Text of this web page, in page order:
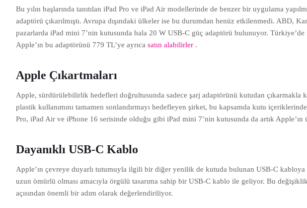
Bu yılın başlarında tanıtılan iPad Pro ve iPad Air modellerinde de benzer bir uygulama
adaptörü çıkarılmıştı. Avrupa dışındaki ülkeler ise bu durumdan henüz etkilenmedi. ABD,
pazarlarda iPad mini 7’nin kutusunda hala 20 W USB-C güç adaptörü bulunuyor. Türkiye’de
Apple’ın bu adaptörünü 779 TL’ye ayrıca satın alabilirler .
Apple Çıkartmaları
Apple, sürdürülebilirlik hedefleri doğrultusunda sadece şarj adaptörünü kutudan çıkarmakla
plastik kullanımını tamamen sonlandırmayı hedefleyen şirket, bu kapsamda kutu
Pro, iPad Air ve iPhone 16 serisinde olduğu gibi iPad mini 7’nin kutusunda da artık Apple’ın
Dayanıklı USB-C Kablo
Apple’ın çevreye duyarlı tutumuyla ilgili bir diğer yenilik de kutuda bulunan USB-C kabloya
uzun ömürlü olması amacıyla örgülü tasarıma sahip bir USB-C kablo ile geliyor. Bu
açısından önemli bir adım olarak değerlendiriliyor.